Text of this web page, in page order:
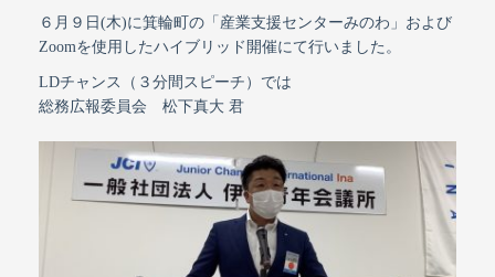
６月９日(木)に箕輪町の「産業支援センターみのわ」および
Zoomを使用したハイブリッド開催にて行いました。
LDチャンス（３分間スピーチ）では
総務広報委員会 松下真大 君